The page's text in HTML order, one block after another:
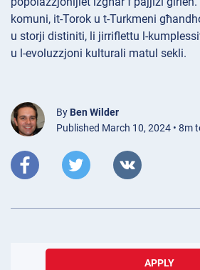
komuni, it-Torok u t-Turkmeni
u storji distiniti, li jirriflettu l-
u l-evoluzzjoni kulturali matul sekli.
By Ben Wilder
Published March 10, 2024 • 8m
APPLY